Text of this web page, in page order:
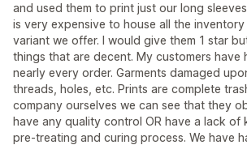
and used them to print just our long
is very expensive to house all the
variant we offer. I would give them 1 star
things that are decent. My customers have
nearly every order. Garments damaged
threads, holes, etc. Prints are complete
company ourselves we can see that they
have any quality control OR have a lack of
pre-treating and curing process. We have